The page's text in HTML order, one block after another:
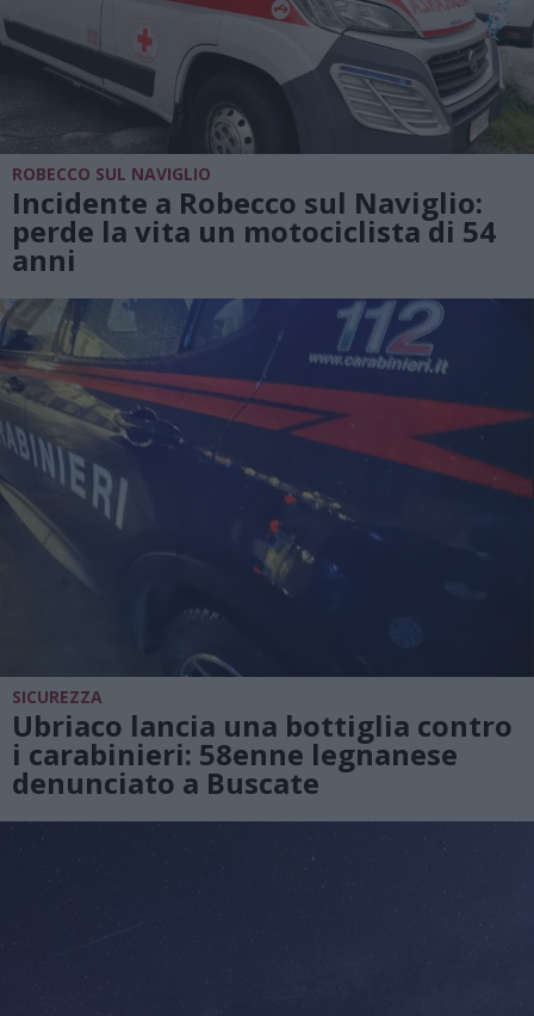
ROBECCO SUL NAVIGLIO
Incidente a Robecco sul Naviglio:
perde la vita un motociclista di 54
anni
SICUREZZA
Ubriaco lancia una bottiglia contro
i carabinieri: 58enne legnanese
denunciato a Buscate